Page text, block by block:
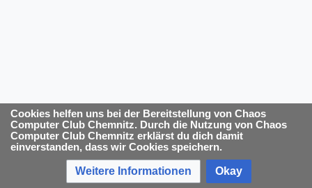
Cookies helfen uns bei der Bereitstellung von Chaos
Computer Club Chemnitz. Durch die Nutzung von Chaos
Computer Club Chemnitz erklärst du dich damit
einverstanden, dass wir Cookies speichern.
Weitere Informationen Okay